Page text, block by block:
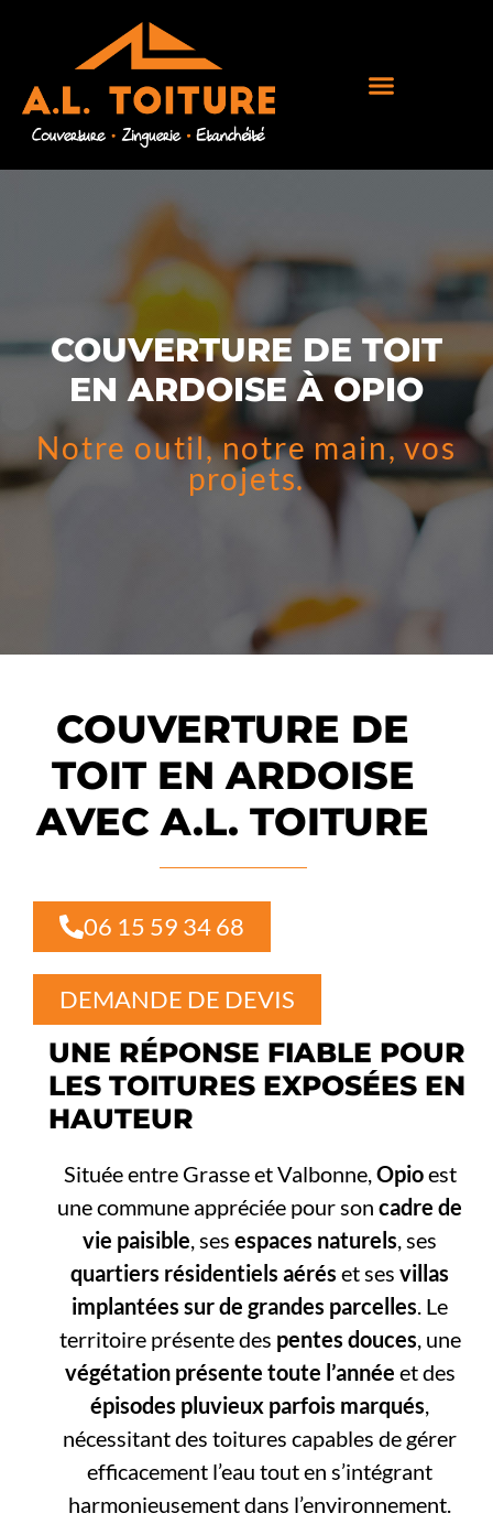
COUVERTURE DE TOIT
EN ARDOISE À OPIO
Notre outil, notre main, vos
projets.
COUVERTURE DE
TOIT EN ARDOISE
AVEC A.L. TOITURE
06 15 59 34 68
DEMANDE DE DEVIS
UNE RÉPONSE FIABLE POUR
LES TOITURES EXPOSÉES EN
HAUTEUR
Située entre Grasse et Valbonne,Opioest
une commune appréciée pour soncadre de
vie paisible, sesespaces naturels, ses
quartiers résidentiels aérés et sesvillas
implantées sur de grandes parcelles. Le
territoire présente des pentes douces, une
végétation présente toute l’année et des
épisodes pluvieux parfois marqués,
nécessitant des toitures capables de gérer
efficacement l’eau tout en s’intégrant
harmonieusement dans l’environnement.